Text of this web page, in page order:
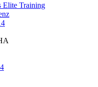
Elite Training